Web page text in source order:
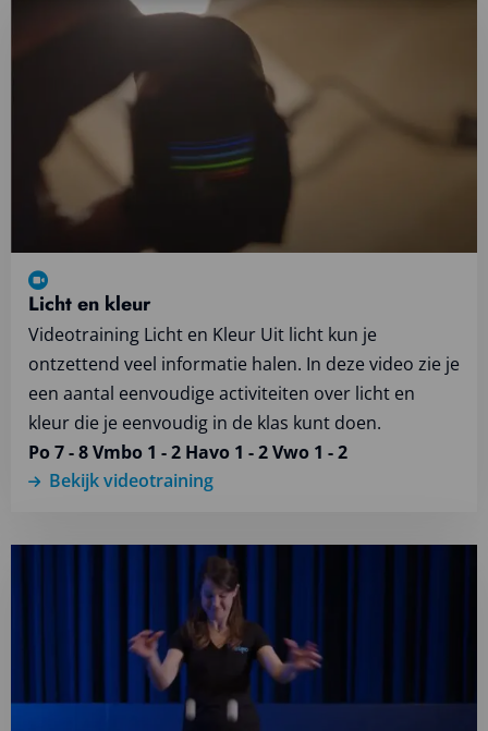
Licht en kleur
Videotraining Licht en Kleur Uit licht kun je
ontzettend veel informatie halen. In deze video zie je
een aantal eenvoudige activiteiten over licht en
kleur die je eenvoudig in de klas kunt doen.
Po 7 - 8 Vmbo 1 - 2 Havo 1 - 2 Vwo 1 - 2
Bekijk videotraining
videotraining